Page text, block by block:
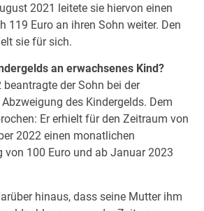
2021 leitete sie hiervon einen
119 Euro an ihren Sohn weiter. Den
sie für sich.
an erwachsenes Kind?
beantragte der Sohn bei der
des Kindergelds. Dem
Er erhielt für den Zeitraum von
2022 einen monatlichen
von 100 Euro und ab Januar 2023
hinaus, dass seine Mutter ihm